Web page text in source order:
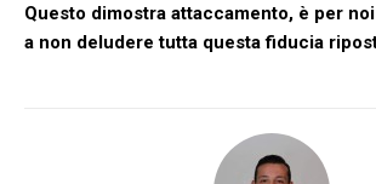
Questo dimostra attaccamento, è per
a non deludere tutta questa fiducia